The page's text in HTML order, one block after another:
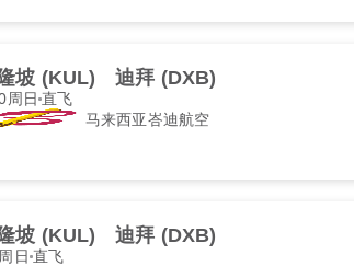
坡 (KUL) 迪拜 (DXB)
周日 直飞
马来西亚峇迪航空
坡 (KUL) 迪拜 (DXB)
日 直飞